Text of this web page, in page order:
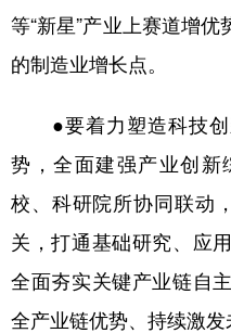
等“新星”产业上赛道增
的制造业增长点。
●要着力塑造科技创
势，全面建强产业创
校、科研院所协同联动
关，打通基础研究、应
全面夯实关键产业链自
全产业链优势、持续激发